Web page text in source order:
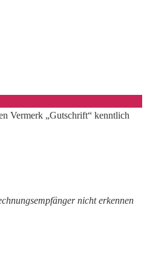
Vermerk „Gutschrift“ kenntlich
nicht erkennen